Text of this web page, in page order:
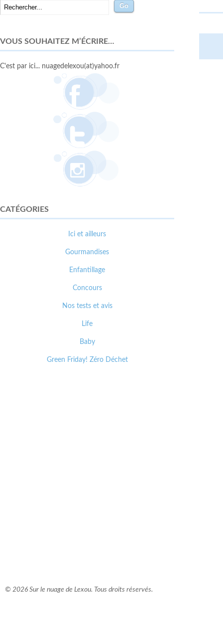
VOUS SOUHAITEZ M’ÉCRIRE…
C'est par ici... nuagedelexou(at)yahoo.fr
CATÉGORIES
Ici et ailleurs
Gourmandises
Enfantillage
Concours
Nos tests et avis
Life
Baby
Green Friday! Zéro Déchet
© 2026 Sur le nuage de Lexou. Tous droits réservés.